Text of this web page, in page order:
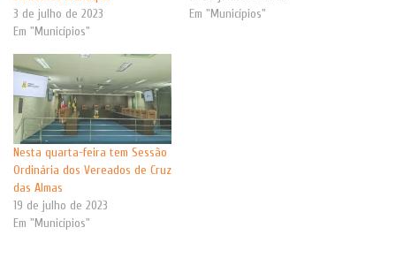
3 de julho de 2023
Em "Municípios"
Em "Municípios"
Nesta quarta-feira tem Sessão
Ordinária dos Vereados de Cruz
das Almas
19 de julho de 2023
Em "Municípios"